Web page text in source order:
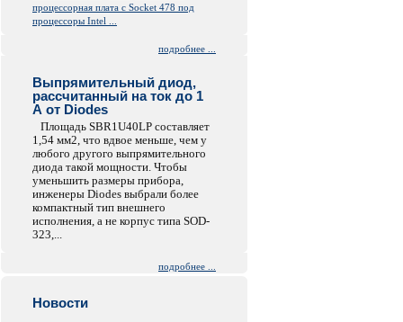
процессорная плата с Socket 478 под
процессоры Intel ...
подробнее ...
Выпрямительный диод,
рассчитанный на ток до 1
А от Diodes
Площадь SBR1U40LP составляет
1,54 мм2, что вдвое меньше, чем у
любого другого выпрямительного
диода такой мощности. Чтобы
уменьшить размеры прибора,
инженеры Diodes выбрали более
компактный тип внешнего
исполнения, а не корпус типа SOD-
323,...
подробнее ...
Новости